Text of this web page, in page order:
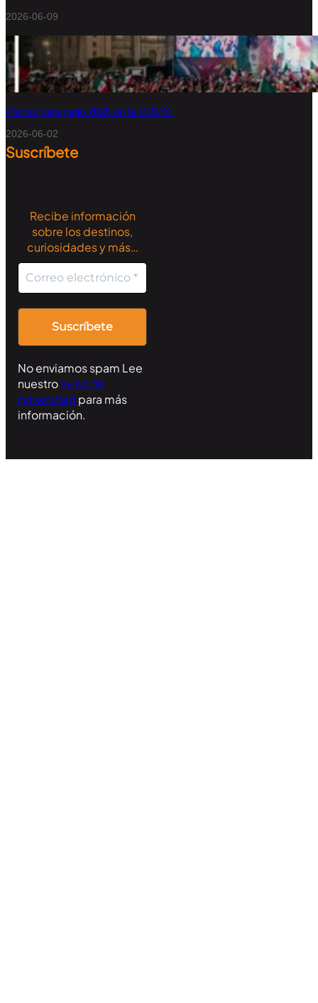
2026-06-09
Planes para junio 2026 en la CDMX
2026-06-02
Suscríbete
Recibe información
sobre los destinos,
curiosidades y más…
No enviamos spam Lee
nuestroaviso de
privacidad para más
información.